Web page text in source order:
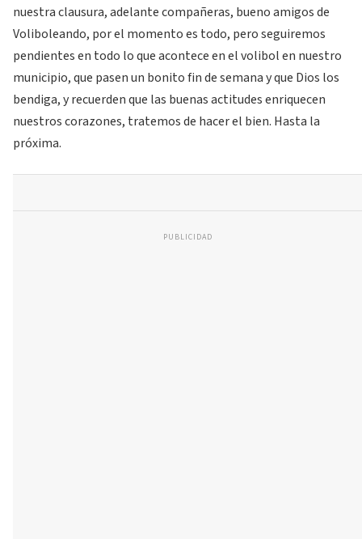
nuestra clausura, adelante compañeras, bueno amigos de
Voliboleando, por el momento es todo, pero seguiremos
pendientes en todo lo que acontece en el volibol en nuestro
municipio, que pasen un bonito fin de semana y que Dios los
bendiga, y recuerden que las buenas actitudes enriquecen
nuestros corazones, tratemos de hacer el bien. Hasta la
próxima.
PUBLICIDAD